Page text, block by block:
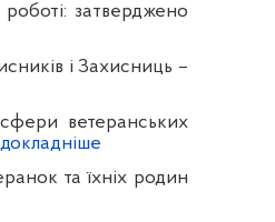
роботі: затверджено
і Захисниць –
ветеранських
докладніше
та їхніх родин